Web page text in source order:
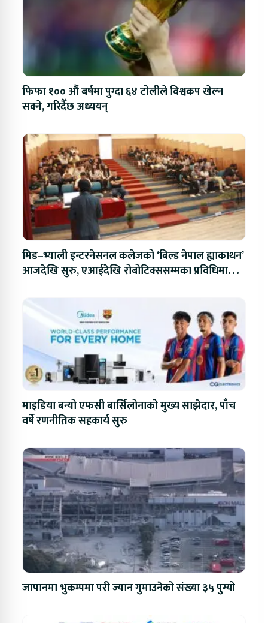
फिफा १०० औं बर्षमा पुग्दा ६४ टोलीले विश्वकप खेल्न
सक्ने, गरिदैँछ अध्ययन्
मिड–भ्याली इन्टरनेसनल कलेजको ‘बिल्ड नेपाल ह्याकाथन’
आजदेखि सुरु, एआईदेखि रोबोटिक्ससम्मका प्रविधिमा
माइडिया बन्यो एफसी बार्सिलोनाको मुख्य साझेदार, पाँच
वर्षे रणनीतिक सहकार्य सुरु
जापानमा भुकम्पमा परी ज्यान गुमाउनेको संख्या ३५ पुग्यो